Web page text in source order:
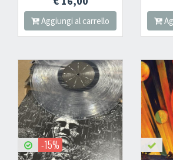
Aggiungi al carrello
-15%